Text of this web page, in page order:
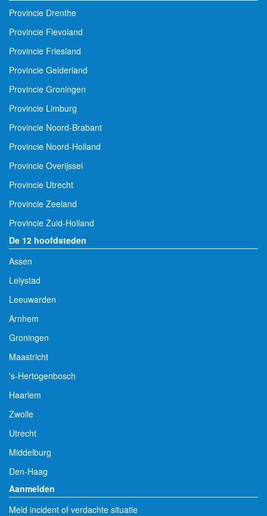
Provincie Drenthe
Provincie Flevoland
Provincie Friesland
Provincie Gelderland
Provincie Groningen
Provincie Limburg
Provincie Noord-Brabant
Provincie Noord-Holland
Provincie Overijssel
Provincie Utrecht
Provincie Zeeland
Provincie Zuid-Holland
De 12 hoofdsteden
Assen
Lelystad
Leeuwarden
Arnhem
Groningen
Maastricht
's-Hertogenbosch
Haarlem
Zwolle
Utrecht
Middelburg
Den-Haag
Aanmelden
Meld incident of verdachte situatie